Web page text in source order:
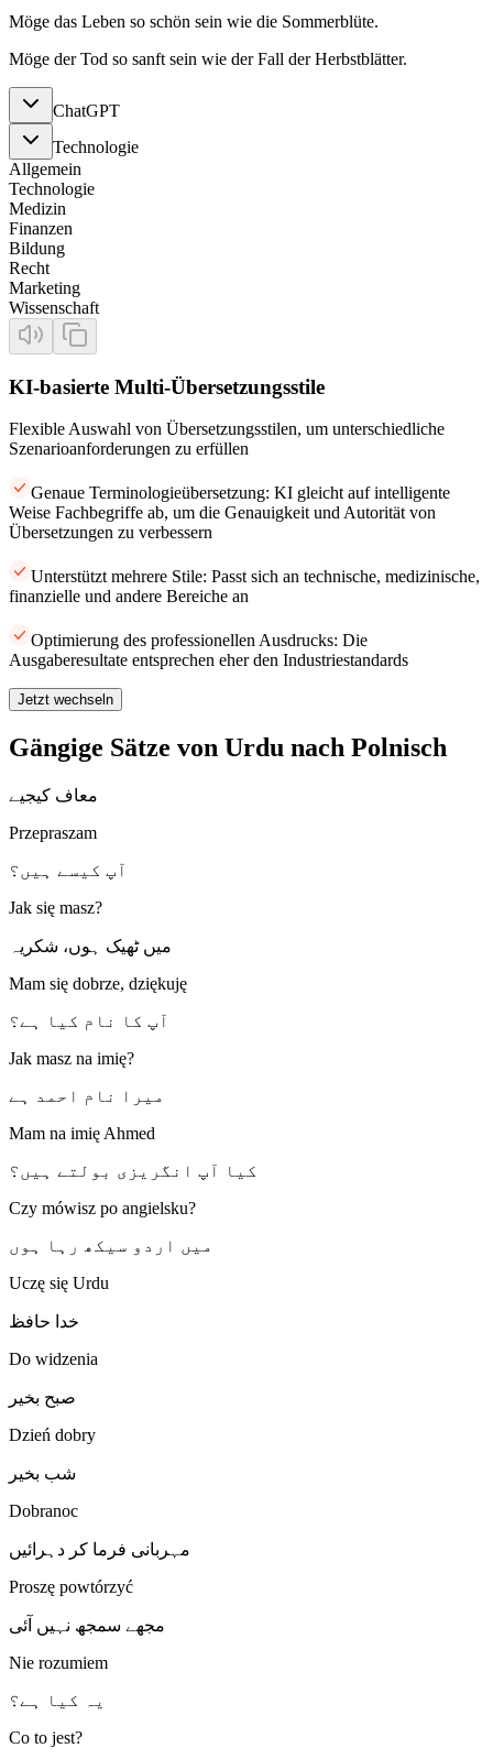
Möge das Leben so schön sein wie die Sommerblüte.
Möge der Tod so sanft sein wie der Fall der Herbstblätter.
ChatGPT
Technologie
Allgemein
Technologie
Medizin
Finanzen
Bildung
Recht
Marketing
Wissenschaft
KI-basierte Multi-Übersetzungsstile
Flexible Auswahl von Übersetzungsstilen, um unterschiedliche
Szenarioanforderungen zu erfüllen
Genaue Terminologieübersetzung: KI gleicht auf intelligente
Weise Fachbegriffe ab, um die Genauigkeit und Autorität von
Übersetzungen zu verbessern
Unterstützt mehrere Stile: Passt sich an technische, medizinische,
finanzielle und andere Bereiche an
Optimierung des professionellen Ausdrucks: Die
Ausgaberesultate entsprechen eher den Industriestandards
Jetzt wechseln
Gängige Sätze von Urdu nach Polnisch
معاف کیجیے
Przepraszam
آپ کیسے ہیں؟
Jak się masz?
میں ٹھیک ہوں، شکریہ
Mam się dobrze, dziękuję
آپ کا نام کیا ہے؟
Jak masz na imię?
میرا نام احمد ہے
Mam na imię Ahmed
کیا آپ انگریزی بولتے ہیں؟
Czy mówisz po angielsku?
میں اردو سیکھ رہا ہوں
Uczę się Urdu
خدا حافظ
Do widzenia
صبح بخیر
Dzień dobry
شب بخیر
Dobranoc
مہربانی فرما کر دہرائیں
Proszę powtórzyć
مجھے سمجھ نہیں آئی
Nie rozumiem
یہ کیا ہے؟
Co to jest?